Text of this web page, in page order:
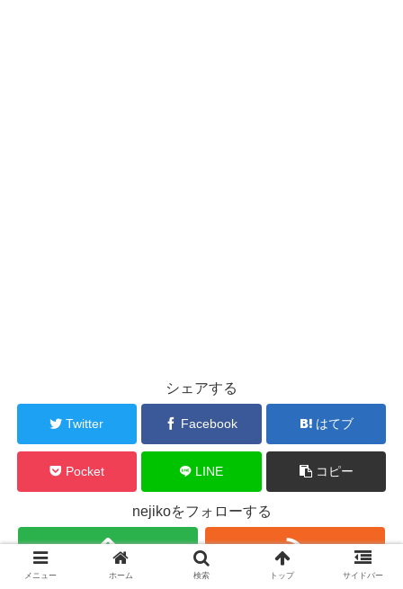
シェアする
Twitter Facebook はてブ
Pocket LINE コピー
nejikoをフォローする
メニュー ホーム 検索 トップ サイドバー